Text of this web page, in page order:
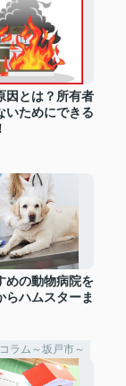
因とは？所有者
いためにできる
めの動物病院を
らハムスターま
ラム～坂戸市～